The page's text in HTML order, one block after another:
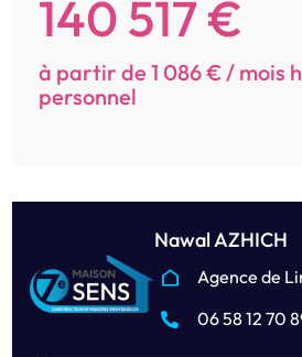
140 517 €
à partir de 1 086 € / mois
personnel
Nawal AZHICH
Agence de
06 58 12 70